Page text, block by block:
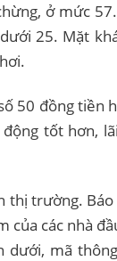
ở mức
25. Mặt
50 đồng tiền
tốt hơn,
thị trường.
của các nhà
mã